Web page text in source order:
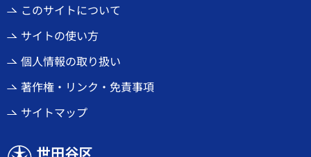
このサイトについて
サイトの使い方
個人情報の取り扱い
著作権・リンク・免責事項
サイトマップ